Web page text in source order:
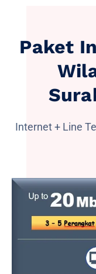
Paket
Internet + Line